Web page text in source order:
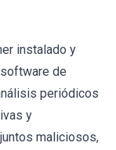
instalado y
de
periódicos
y
maliciosos,